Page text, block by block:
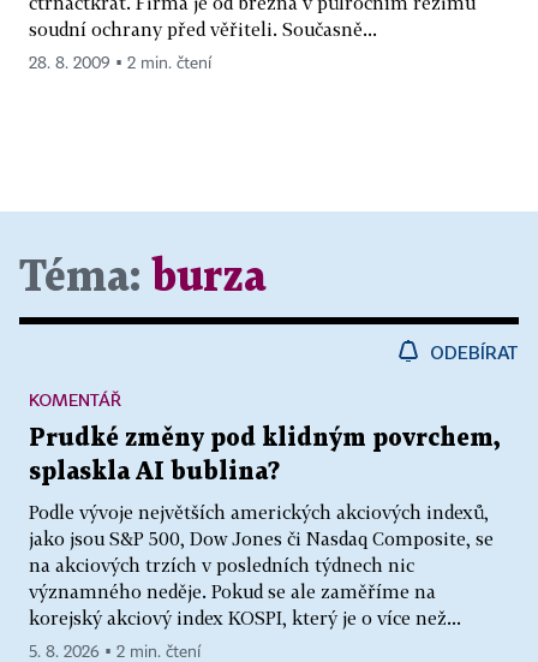
soudní ochrany před věřiteli. Současně...
28. 8. 2009 ▪ 2 min. čtení
Téma: burza
ODEBÍRAT
Prudké změny pod klidným povrchem,
splaskla AI bublina?
Podle vývoje největších amerických akciových indexů,
jako jsou S&P 500, Dow Jones či Nasdaq Composite, se
na akciových trzích v posledních týdnech nic
významného neděje. Pokud se ale zaměříme na
korejský akciový index KOSPI, který je o více než...
KOMENTÁŘ
5. 8. 2026 ▪ 2 min. čtení